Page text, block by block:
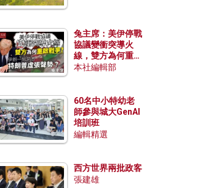
兔主席：美伊停戰
協議變衝突導火
線，雙方為何重啟
戰爭？伊朗一早洞
本社編輯部
60名中小特幼老
師參與城大GenAI
培訓班
編輯精選
西方世界兩批政客
張建雄